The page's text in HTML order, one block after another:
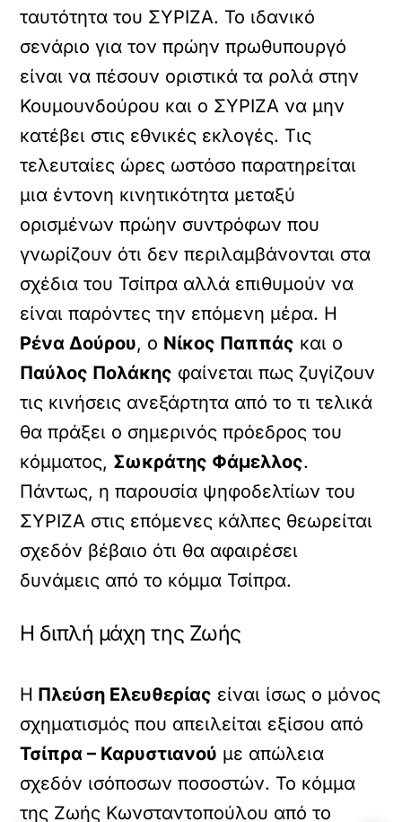
ταυτότητα του ΣΥΡΙΖΑ. Το ιδανικό
σενάριο για τον πρώην πρωθυπουργό
είναι να πέσουν οριστικά τα ρολά στην
Κουμουνδούρου και ο ΣΥΡΙΖΑ να μην
κατέβει στις εθνικές εκλογές. Τις
τελευταίες ώρες ωστόσο παρατηρείται
μια έντονη κινητικότητα μεταξύ
ορισμένων πρώην συντρόφων που
γνωρίζουν ότι δεν περιλαμβάνονται στα
σχέδια του Τσίπρα αλλά επιθυμούν να
είναι παρόντες την επόμενη μέρα. Η
Ρένα Δούρου, ο Νίκος Παππάς και ο
Παύλος Πολάκης φαίνεται πως ζυγίζουν
τις κινήσεις ανεξάρτητα από το τι τελικά
θα πράξει ο σημερινός πρόεδρος του
κόμματος, Σωκράτης Φάμελλος.
Πάντως, η παρουσία ψηφοδελτίων του
ΣΥΡΙΖΑ στις επόμενες κάλπες θεωρείται
σχεδόν βέβαιο ότι θα αφαιρέσει
δυνάμεις από το κόμμα Τσίπρα.
Η διπλή μάχη της Ζωής
Η Πλεύση Ελευθερίας είναι ίσως ο μόνος
σχηματισμός που απειλείται εξίσου από
Τσίπρα – Καρυστιανού με απώλεια
σχεδόν ισόποσων ποσοστών. Το κόμμα
της Ζωής Κωνσταντοπούλου από το